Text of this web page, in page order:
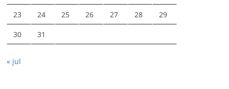
23 24 25 26 27 28 29
30 31
« jul